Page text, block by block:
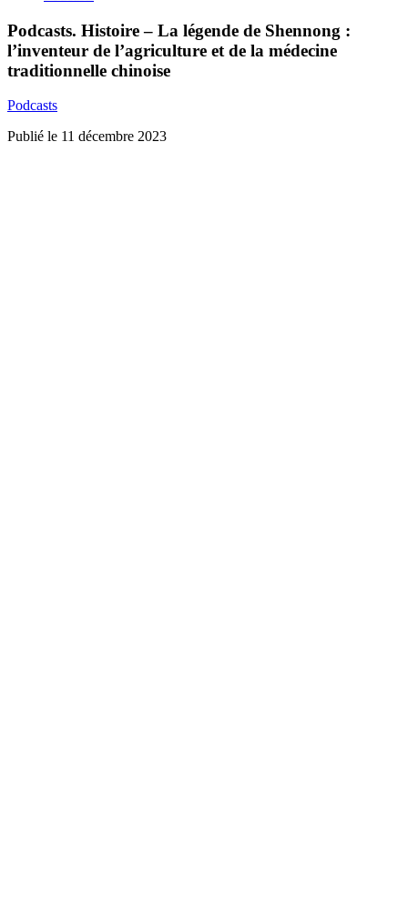
Podcasts. Histoire – La légende de Shennong :
l’inventeur de l’agriculture et de la médecine
traditionnelle chinoise
Podcasts
Publié le 11 décembre 2023